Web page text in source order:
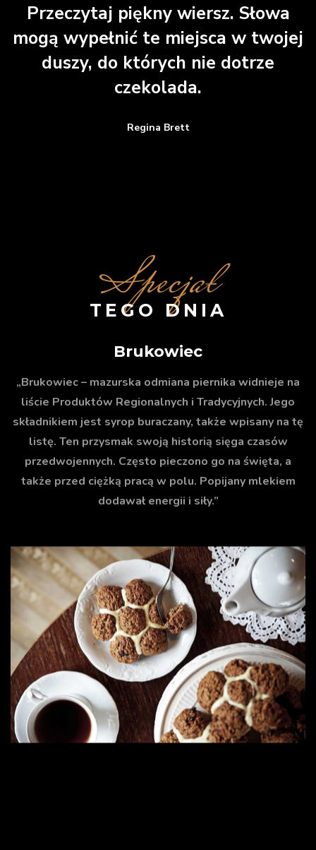
Przeczytaj piękny wiersz. Słowa
mogą wypełnić te miejsca w twojej
duszy, do których nie dotrze
czekolada.
Regina Brett
Specjał
TEGO DNIA
Brukowiec
„Brukowiec – mazurska odmiana piernika widnieje na
liście Produktów Regionalnych i Tradycyjnych. Jego
składnikiem jest syrop buraczany, także wpisany na tę
listę. Ten przysmak swoją historią sięga czasów
przedwojennych. Często pieczono go na święta, a
także przed ciężką pracą w polu. Popijany mlekiem
dodawał energii i siły.”